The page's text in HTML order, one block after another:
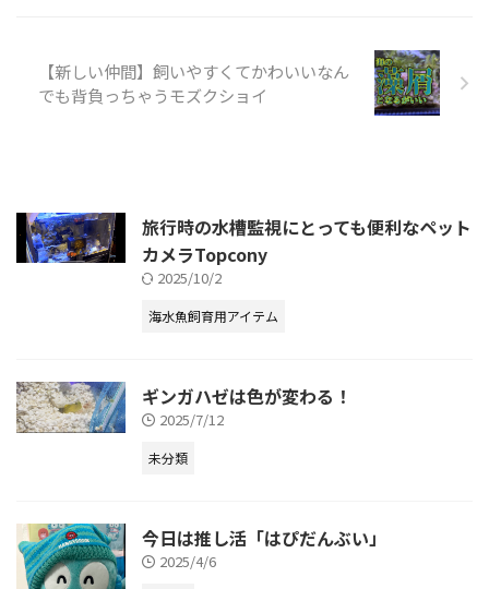
【新しい仲間】飼いやすくてかわいいなん
でも背負っちゃうモズクショイ
旅行時の水槽監視にとっても便利なペット
カメラTopcony
2025/10/2
海水魚飼育用アイテム
ギンガハゼは色が変わる！
2025/7/12
未分類
今日は推し活「はぴだんぶい」
2025/4/6